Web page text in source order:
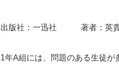
出版社：一迅社 著者：英
1年A組には、問題のある生徒が